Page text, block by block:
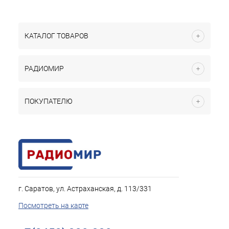
КАТАЛОГ ТОВАРОВ
РАДИОМИР
ПОКУПАТЕЛЮ
г. Саратов, ул. Астраханская, д. 113/331
Посмотреть на карте